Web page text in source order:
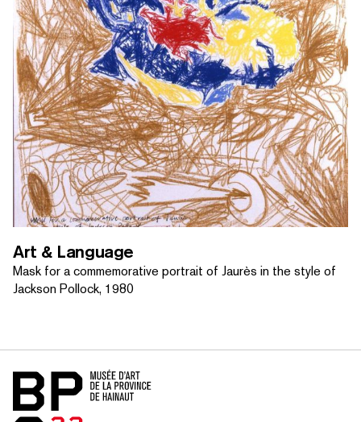
Art & Language
Mask for a commemorative portrait of Jaurès in the style of
Jackson Pollock, 1980
Accueil